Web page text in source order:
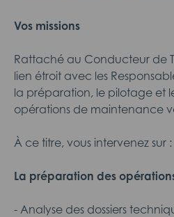
Vos missions
Rattaché au Conducteur de
lien étroit avec les
la préparation, le pilotage et
opérations de maintenance
À ce titre, vous intervenez sur :
La préparation des
- Analyse des dossiers